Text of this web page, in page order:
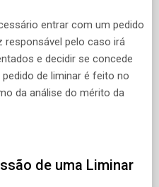
entrar com um pedido
responsável pelo caso irá
e decidir se concede
de liminar é feito no
da análise do mérito da
de uma Liminar